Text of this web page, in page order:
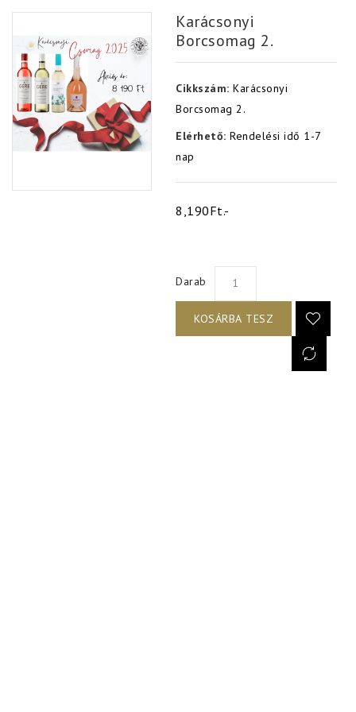
Karácsonyi
Borcsomag 2.
Cikkszám:Karácsonyi
Borcsomag 2.
Elérhető:Rendelési idő 1-7
nap
8,190Ft.-
Darab
KOSÁRBA TESZ